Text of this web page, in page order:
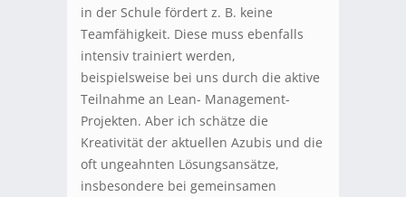
in der Schule fördert z. B. keine
Teamfähigkeit. Diese muss ebenfalls
intensiv trainiert werden,
beispielsweise bei uns durch die aktive
Teilnahme an Lean- Management-
Projekten. Aber ich schätze die
Kreativität der aktuellen Azubis und die
oft ungeahnten Lösungsansätze,
insbesondere bei gemeinsamen